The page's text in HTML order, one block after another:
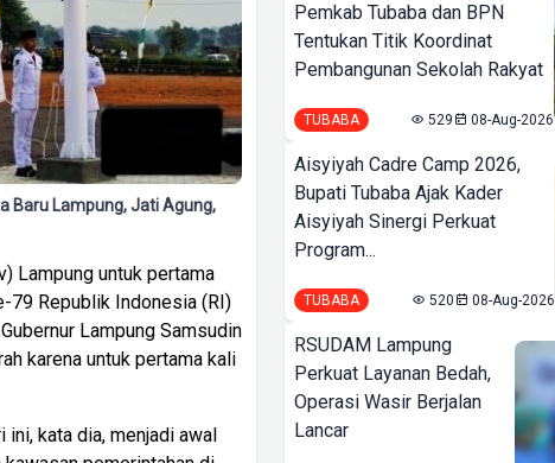
Baru Lampung, Jati Agung,
Lampung untuk pertama
79 Republik Indonesia (RI)
Lampung Samsudin
karena untuk pertama kali
ini, kata dia, menjadi awal
Pemkab Tubaba dan BPN
Tentukan Titik Koordinat
Pembangunan Sekolah Rakyat
TUBABA 529 08-Aug-2026
Aisyiyah Cadre Camp 2026,
Bupati Tubaba Ajak Kader
Aisyiyah Sinergi Perkuat
Program...
TUBABA 520 08-Aug-2026
RSUDAM Lampung
Perkuat Layanan Bedah,
Operasi Wasir Berjalan
Lancar